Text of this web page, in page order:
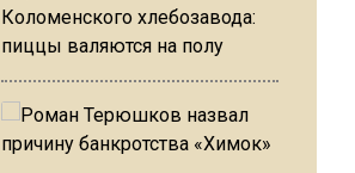
Коломенского хлебозавода:
пиццы валяются на полу